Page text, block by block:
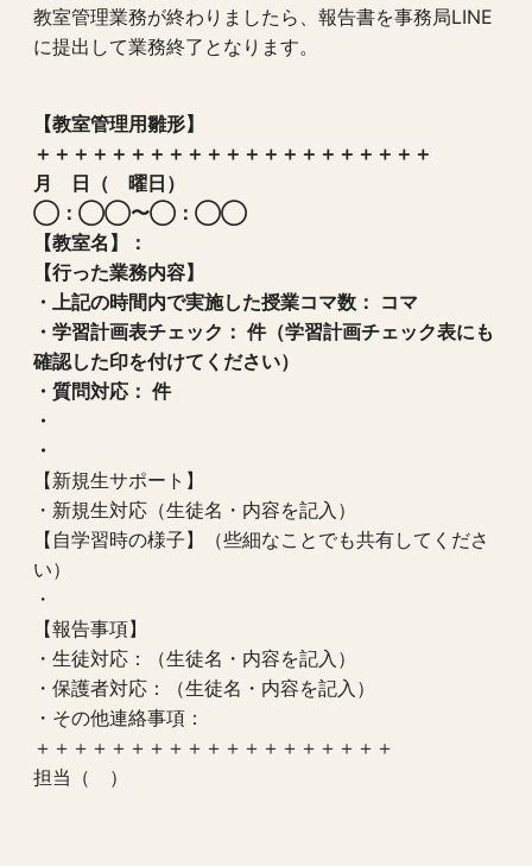
教室管理業務が終わりましたら、報告書を事務局LINE
に提出して業務終了となります。
【教室管理用雛形】
＋＋＋＋＋＋＋＋＋＋＋＋＋＋＋＋＋＋＋＋＋
月 日（ 曜日）
◯：◯◯〜◯：◯◯
【教室名】：
【行った業務内容】
・上記の時間内で実施した授業コマ数： コマ
・学習計画表チェック： 件（学習計画チェック表にも
確認した印を付けてください）
・質問対応： 件
・
・
【新規生サポート】
・新規生対応（生徒名・内容を記入）
【自学習時の様子】（些細なことでも共有してくださ
い）
・
【報告事項】
・生徒対応：（生徒名・内容を記入）
・保護者対応：（生徒名・内容を記入）
・その他連絡事項：
＋＋＋＋＋＋＋＋＋＋＋＋＋＋＋＋＋＋＋
担当（ ）